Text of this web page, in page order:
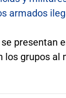
armados
presentan
los grupos al